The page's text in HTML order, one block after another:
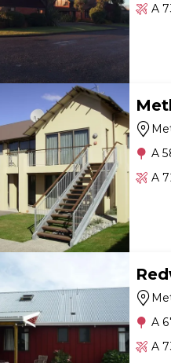
A
A
A
A
A